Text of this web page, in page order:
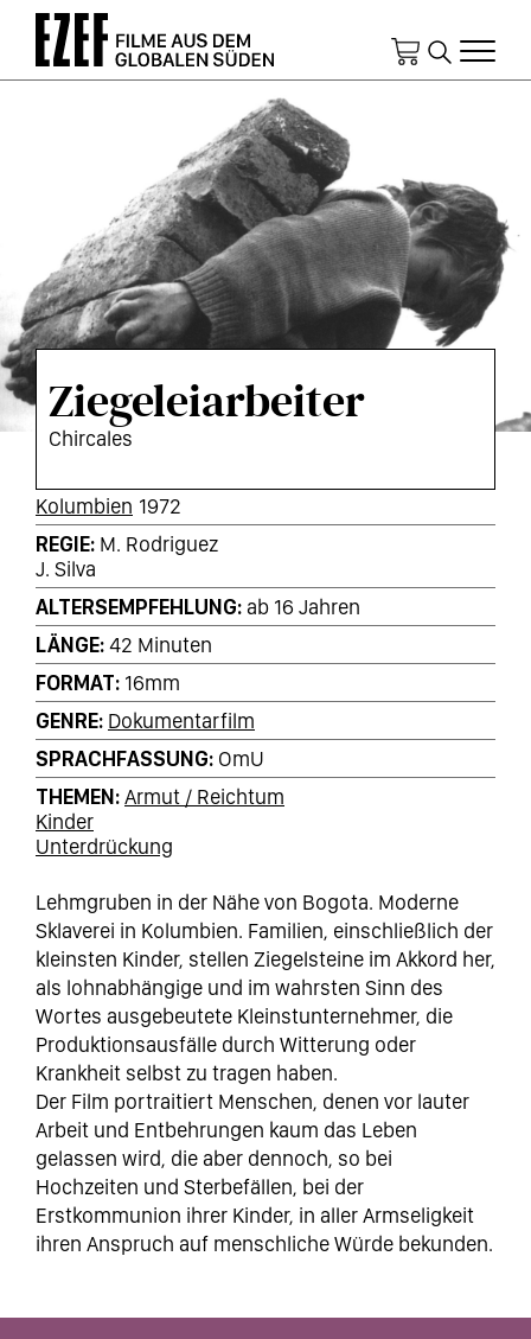
Direkt
Inhalt
Ziegeleiarbeiter
Chircales
Lehmgruben in der Nähe von Bogota. Moderne
Sklaverei in Kolumbien. Familien, einschließlich der
kleinsten Kinder, stellen Ziegelsteine im Akkord her,
als lohnabhängige und im wahrsten Sinn des
Wortes ausgebeutete Kleinstunternehmer, die
Produktionsausfälle durch Witterung oder
Krankheit selbst zu tragen haben.
Der Film portraitiert Menschen, denen vor lauter
Arbeit und Entbehrungen kaum das Leben
gelassen wird, die aber dennoch, so bei
Hochzeiten und Sterbefällen, bei der
Erstkommunion ihrer Kinder, in aller Armseligkeit
ihren Anspruch auf menschliche Würde bekunden.
Kolumbien 1972
REGIE M. Rodriguez
J. Silva
ALTERSEMPFEHLUNG ab 16 Jahren
LÄNGE 42 Minuten
FORMAT 16mm
GENRE Dokumentarfilm
SPRACHFASSUNG OmU
THEMEN Armut / Reichtum
Kinder
Unterdrückung